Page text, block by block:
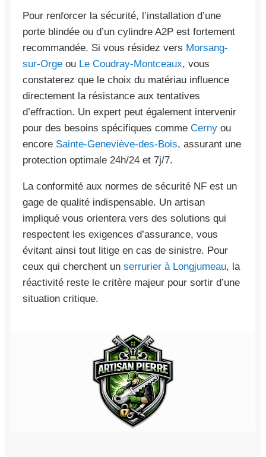
Pour renforcer la sécurité, l’installation d’une
porte blindée ou d’un cylindre A2P est fortement
recommandée. Si vous résidez vers Morsang-
sur-Orge ou Le Coudray-Montceaux, vous
constaterez que le choix du matériau influence
directement la résistance aux tentatives
d’effraction. Un expert peut également intervenir
pour des besoins spécifiques comme Cerny ou
encore Sainte-Geneviève-des-Bois, assurant une
protection optimale 24h/24 et 7j/7.
La conformité aux normes de sécurité NF est un
gage de qualité indispensable. Un artisan
impliqué vous orientera vers des solutions qui
respectent les exigences d’assurance, vous
évitant ainsi tout litige en cas de sinistre. Pour
ceux qui cherchent un serrurier à Longjumeau, la
réactivité reste le critère majeur pour sortir d’une
situation critique.